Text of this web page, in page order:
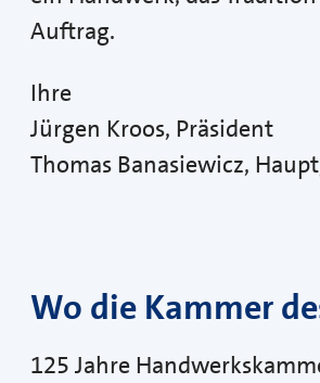
Auftrag.
Ihre
Jürgen Kroos, Präsident
Thomas Banasiewicz,
Wo die Kammer
125 Jahre